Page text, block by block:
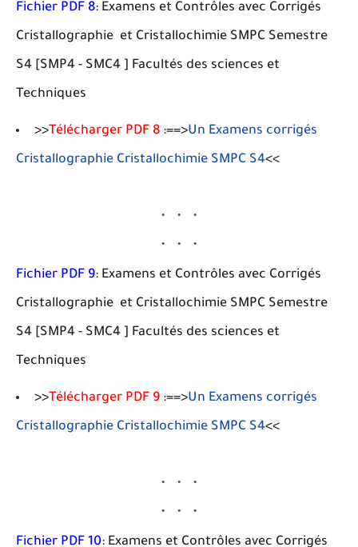
Fichier PDF 8: Examens et Contrôles avec Corrigés
Cristallographie et Cristallochimie SMPC Semestre
S4 [SMP4 - SMC4 ] Facultés des sciences et
Techniques
>>Télécharger PDF 8 :==>Un Examens corrigés
Cristallographie Cristallochimie SMPC S4<<
Fichier PDF 9: Examens et Contrôles avec Corrigés
Cristallographie et Cristallochimie SMPC Semestre
S4 [SMP4 - SMC4 ] Facultés des sciences et
Techniques
>>Télécharger PDF 9 :==>Un Examens corrigés
Cristallographie Cristallochimie SMPC S4<<
Fichier PDF 10: Examens et Contrôles avec Corrigés